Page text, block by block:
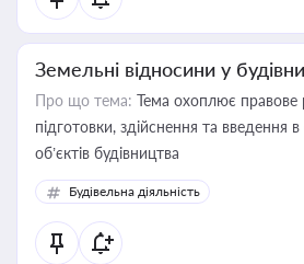
Земельні відносини у
Про що тема: Тема охоплює правове
підготовки, здійснення та введення
об’єктів будівництва
Будівельна діяльність